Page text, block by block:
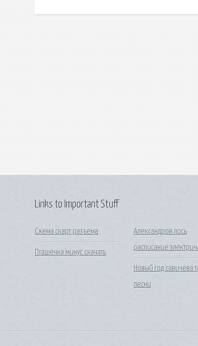
Links to Important Stuff
Схема скарт разъема
Пташечка минус скачать
Александров лось
расписание
Новый год савичева
песни